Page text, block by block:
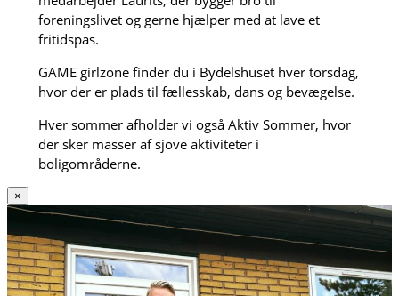
foreningslivet og gerne hjælper med at lave et
fritidspas.
GAME girlzone finder du i Bydelshuset hver torsdag,
hvor der er plads til fællesskab, dans og bevægelse.
Hver sommer afholder vi også Aktiv Sommer, hvor
der sker masser af sjove aktiviteter i
boligområderne.
×